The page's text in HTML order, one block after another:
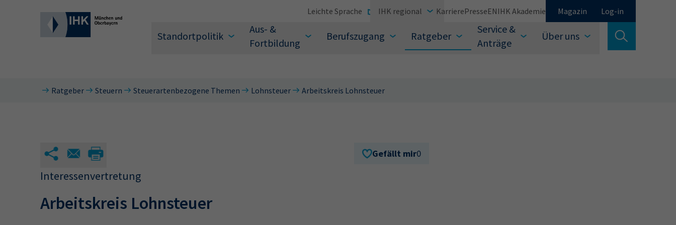
Standortpolitik
Aus- &
Fortbildung
Berufszugang Ratgeber
Service &
Anträge
Über uns
Leichte Sprache IHK regional KarrierePresseEN IHK Akademie Magazin Log-in
Suche verlassen
Ratgeber Steuern Steuerartenbezogene Themen Lohnsteuer Arbeitskreis Lohnsteuer
Gefällt mir0
Interessenvertretung
Arbeitskreis Lohnsteuer